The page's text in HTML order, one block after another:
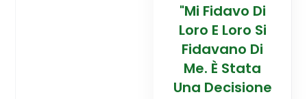
"Mi Fidavo Di
Loro E Loro Si
Fidavano Di
Me. È Stata
Una Decisione